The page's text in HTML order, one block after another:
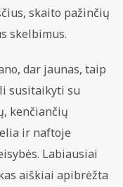
skaito pažinčių
skelbimus.
dar jaunas, taip
susitaikyti su
kenčiančių
ir naftoje
Labiausiai
aiškiai apibrėžta